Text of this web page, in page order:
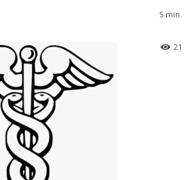
5 min.
21